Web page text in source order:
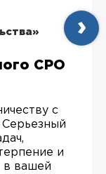
СРО
с
и
в вашей